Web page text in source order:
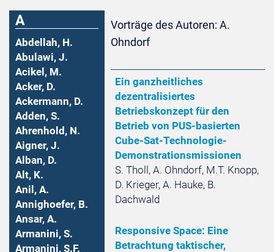
A
Abdellah, H.
Abulawi, J.
Acikel, M.
Acker, D.
Ackermann, D.
Adden, S.
Ahrenhold, N.
Aigner, J.
Alban, D.
Alt, K.
Anil, A.
Annighoefer, B.
Ansar, A.
Armanini, S.
Armanini, S.F.
Vorträge des Autoren: A.
Ohndorf
Ein ganzheitliches
dezentralisiertes
Betriebskonzept für den
Betrieb von PUS-basierten
Cube-Sat-Technologie-
Demonstrationsmissionen
S. Tholl, A. Ohndorf, M.T. Knopp,
D. Krieger, A. Hauke, B.
Dachwald
Responsive Space: Eine
Betrachtung taktischer,